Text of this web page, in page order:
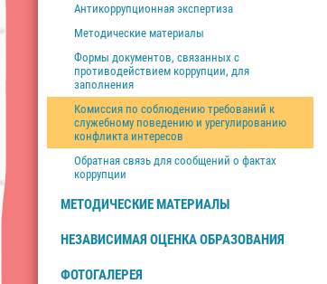
Антикоррупционная экспертиза
Методические материалы
Формы документов, связанных с
противодействием коррупции, для
заполнения
Комиссия по соблюдению требований к
служебному поведению и урегулированию
конфликта интересов
Обратная связь для сообщений о фактах
коррупции
МЕТОДИЧЕСКИЕ МАТЕРИАЛЫ
НЕЗАВИСИМАЯ ОЦЕНКА ОБРАЗОВАНИЯ
ФОТОГАЛЕРЕЯ